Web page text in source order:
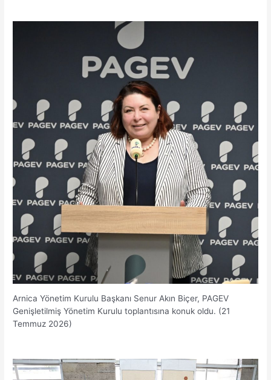
Arnica Yönetim Kurulu Başkanı Senur Akın Biçer, PAGEV
Genişletilmiş Yönetim Kurulu toplantısına konuk oldu. (21
Temmuz 2026)